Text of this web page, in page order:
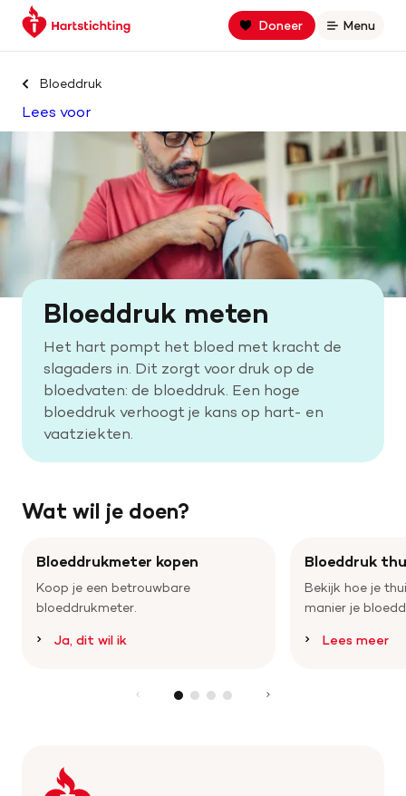
Spring
naar
Spring
naar
navigatie
Keer
terug
de
homepage
Doneer
Open
Menu
Zoek binnen hartstichting.nl
Zoeken
Home
Hart- en vaatziekten
Oorzaken
Is jouw hart gezond?
Help mee met geld
Help mee met tijd
Leven met
Bloeddruk
Lees voor
Bloeddruk meten
Het hart pompt het bloed met kracht de
slagaders in. Dit zorgt voor druk op de
bloedvaten: de bloeddruk. Een hoge
bloeddruk verhoogt je kans op hart- en
vaatziekten.
Wat wil je doen?
Bloeddrukmeter kopen
Koop je een betrouwbare
bloeddrukmeter.
Ja, dit wil ik
Bloeddruk
Bekijk hoe je
manier je
Lees meer
Keer